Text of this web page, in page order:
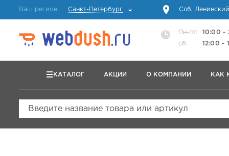
Ваш регион: Санкт-Петербург Спб,
Пн-пт:
10:00 -
сб:
12:00 -
КАТАЛОГ АКЦИИ О КОМПАНИИ КАК
Введите название товара или артикул